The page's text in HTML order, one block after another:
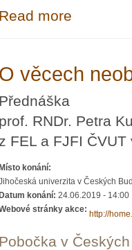
Read more
O věcech
Přednáška
prof. RNDr. Petra
z FEL a FJFI ČVUT
Místo konání:
univerzita v Českých
Datum konání: 24.06.2019 - 14:00
stránky akce:
http://
Pobočka v